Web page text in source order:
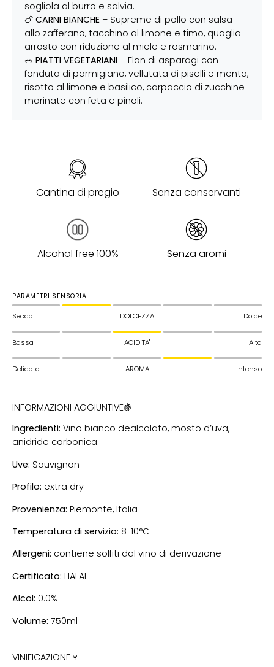
sogliola al burro e salvia.
🍗 CARNI BIANCHE – Supreme di pollo con salsa
allo zafferano, tacchino al limone e timo, quaglia
arrosto con riduzione al miele e rosmarino.
🥗 PIATTI VEGETARIANI – Flan di asparagi con
fonduta di parmigiano, vellutata di piselli e menta,
risotto al limone e basilico, carpaccio di zucchine
marinate con feta e pinoli.
Cantina di pregio Senza conservanti
Alcohol free 100% Senza aromi
PARAMETRI SENSORIALI
Secco DOLCEZZA Dolce
Bassa ACIDITA' Alta
Delicato AROMA Intenso
INFORMAZIONI AGGIUNTIVE🍇
Ingredienti: Vino bianco dealcolato, mosto d’uva,
anidride carbonica.
Uve: Sauvignon
Profilo: extra dry
Provenienza: Piemonte, Italia
Temperatura di servizio: 8-10°C
Allergeni: contiene solfiti dal vino di derivazione
Certificato: HALAL
Alcol: 0.0%
Volume: 750ml
VINIFICAZIONE🍷